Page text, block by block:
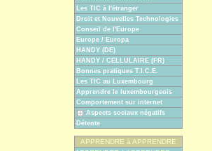
Les TIC à l'étranger
Droit et Nouvelles Technologies
Conseil de l'Europe
Europe / Europa
HANDY (DE)
HANDY / CELLULAIRE (FR)
Bonnes pratiques T.I.C.E.
Les TIC au Luxembourg
Apprendre le luxembourgeois
Comportement sur internet
Aspects sociaux négatifs
Détente
APPRENDRE à APPRENDRE